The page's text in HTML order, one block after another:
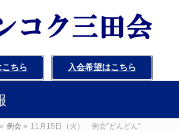
ちら 入会希望はこちら
» 例会 » 11月15日（火） 例会”どんどん”